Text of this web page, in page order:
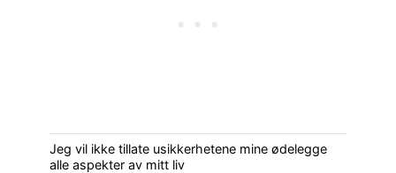
Jeg vil ikke tillate usikkerhetene mine ødelegge
alle aspekter av mitt liv